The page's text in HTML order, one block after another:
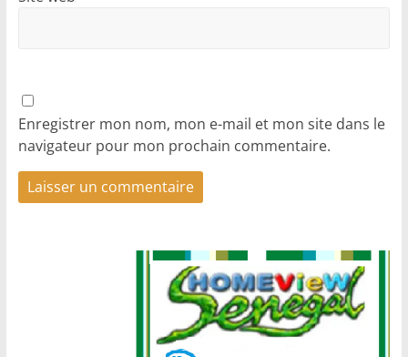
Enregistrer mon nom, mon e-mail et mon site dans le
navigateur pour mon prochain commentaire.